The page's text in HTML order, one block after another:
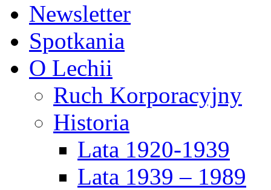
Newsletter
Spotkania
O Lechii
Ruch Korporacyjny
Historia
Lata 1920-1939
Lata 1939 – 1989